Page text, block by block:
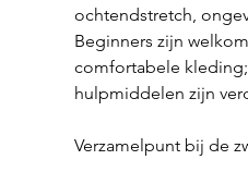
ochtendstretch,
Beginners zijn
comfortabele
hulpmiddelen zijn
Verzamelpunt bij de